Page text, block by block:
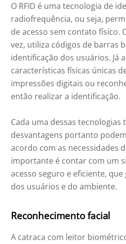
O RFID é uma tecnologia de
radiofrequência, ou seja,
de acesso sem contato físico.
vez, utiliza códigos de barras
identificação dos usuários. Já
características físicas únicas
impressões digitais ou
então realizar a identificação.
Cada uma dessas tecnologias
desvantagens portanto
acordo com as necessidades
importante é contar com um
acesso seguro e eficiente,
dos usuários e do ambiente.
Reconhecimento facial
A catraca com leitor